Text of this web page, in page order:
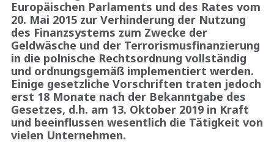
Europäischen Parlaments und des Rates vom
20. Mai 2015 zur Verhinderung der Nutzung
des Finanzsystems zum Zwecke der
Geldwäsche und der Terrorismusfinanzierung
in die polnische Rechtsordnung vollständig
und ordnungsgemäß implementiert werden.
Einige gesetzliche Vorschriften traten jedoch
erst 18 Monate nach der Bekanntgabe des
Gesetzes, d.h. am 13. Oktober 2019 in Kraft
und beeinflussen wesentlich die Tätigkeit von
vielen Unternehmen.